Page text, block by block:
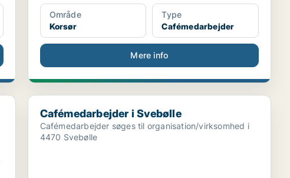
Område
Korsør
Type
Cafémedarbejder
Mere info
Cafémedarbejder i Svebølle
Cafémedarbejder i Svebølle
Cafémedarbejder søges til organisation/virksomhed i
4470 Svebølle